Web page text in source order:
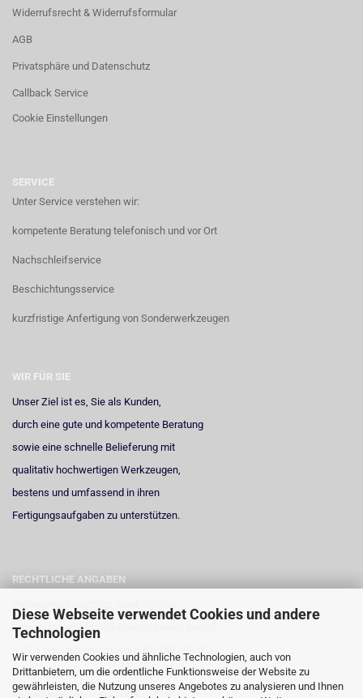
Diese Webseite verwendet Cookies und andere
Technologien
Wir verwenden Cookies und ähnliche Technologien, auch von
Drittanbietern, um die ordentliche Funktionsweise der Website zu
gewährleisten, die Nutzung unseres Angebotes zu analysieren und Ihnen
Widerrufsrecht & Widerrufsformular
AGB
Privatsphäre und Datenschutz
Callback Service
Cookie Einstellungen
SERVICE
Unter Service verstehen wir:
kompetente Beratung telefonisch und vor Ort
Nachschleifservice
Beschichtungsservice
kurzfristige Anfertigung von Sonderwerkzeugen
WIR FÜR SIE
Unser Ziel ist es, Sie als Kunden,
durch eine gute und kompetente Beratung
sowie eine schnelle Belieferung mit
qualitativ hochwertigen Werkzeugen,
bestens und umfassend in ihren
Fertigungsaufgaben zu unterstützen.
RECHTLICHE ANGABEN
Umsatzsteuer-Identifikationsnummer gemäß
§ 27 a Umsatzsteuergesetz: DE 258 598 551
Registergericht: Amtsgericht Neuss
Registernummer: HRA 6723